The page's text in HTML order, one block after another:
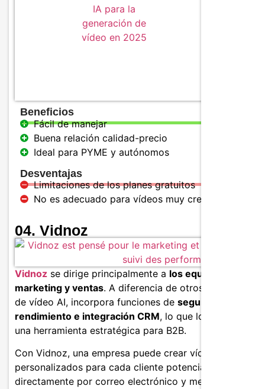
Beneficios
Fácil de manejar
Buena relación calidad-precio
Ideal para PYME y autónomos
Desventajas
Limitaciones de los planes gratuitos
No es adecuado para vídeos muy creativos
04. Vidnoz
Vidnoz se dirige principalmente a los equipos de
marketing y ventas. A diferencia de otros generadores
de vídeo AI, incorpora funciones de seguimiento del
rendimiento e integración CRM, lo que lo convierte en
una herramienta estratégica para B2B.
Con Vidnoz, una empresa puede crear vídeos
personalizados para cada cliente potencial, distribuirlos
directamente por correo electrónico y medir el impacto